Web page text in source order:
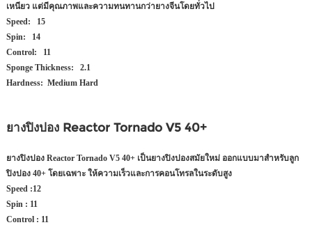
เหนียว แต่มีคุณภาพและความทนทานกว่ายางจีนโดยทั่วไป
Speed: 15
Spin: 14
Control: 11
Sponge Thickness: 2.1
Hardness: Medium Hard
ยางปิงปอง Reactor Tornado V5 40+
ยางปิงปอง Reactor Tornado V5 40+ เป็นยางปิงปองสมัยใหม่ ออกแบบมาสำหรับลูก
ปิงปอง 40+ โดยเฉพาะ ให้ความเร็วและการคอนโทรลในระดับสูง
Speed :12
Spin : 11
Control : 11